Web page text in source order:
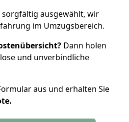
sorgfältig ausgewählt, wir
im Umzugsbereich.
Dann holen
und unverbindliche
aus und erhalten Sie